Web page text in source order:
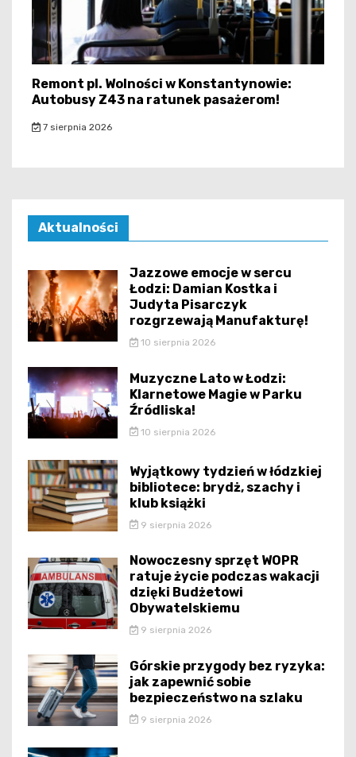
Remont pl. Wolności w Konstantynowie:
Autobusy Z43 na ratunek pasażerom!
7 sierpnia 2026
Aktualności
Jazzowe emocje w sercu
Łodzi: Damian Kostka i
Judyta Pisarczyk
rozgrzewają Manufakturę!
10 sierpnia 2026
Muzyczne Lato w Łodzi:
Klarnetowe Magie w Parku
Źródliska!
10 sierpnia 2026
Wyjątkowy tydzień w łódzkiej
bibliotece: brydż, szachy i
klub książki
9 sierpnia 2026
Nowoczesny sprzęt WOPR
ratuje życie podczas wakacji
dzięki Budżetowi
Obywatelskiemu
9 sierpnia 2026
Górskie przygody bez ryzyka:
jak zapewnić sobie
bezpieczeństwo na szlaku
9 sierpnia 2026